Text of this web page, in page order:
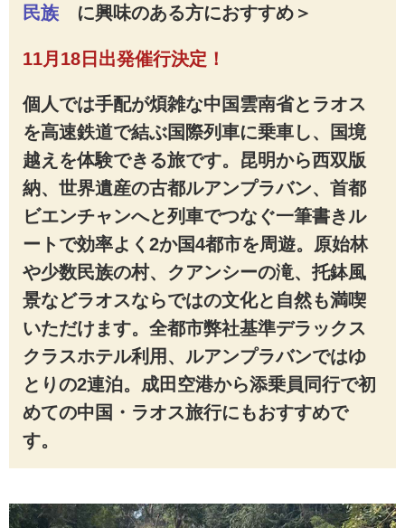
民族
に興味のある方におすすめ＞
11月18日出発催行決定！
個人では手配が煩雑な中国雲南省とラオス
を高速鉄道で結ぶ国際列車に乗車し、国境
越えを体験できる旅です。昆明から西双版
納、世界遺産の古都ルアンプラバン、首都
ビエンチャンへと列車でつなぐ一筆書きル
ートで効率よく2か国4都市を周遊。原始林
や少数民族の村、クアンシーの滝、托鉢風
景などラオスならではの文化と自然も満喫
いただけます。全都市弊社基準デラックス
クラスホテル利用、ルアンプラバンではゆ
とりの2連泊。成田空港から添乗員同行で初
めての中国・ラオス旅行にもおすすめで
す。